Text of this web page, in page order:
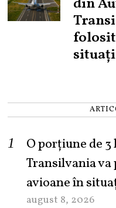
O porțiune de
Transilvania
avioane în
august 8, 2026